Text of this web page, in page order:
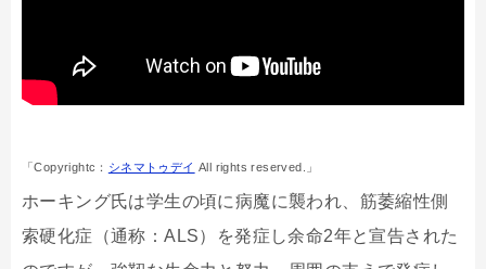
「Copyrightc： シネマトゥデイ All rights reserved.」
ホーキング氏は学生の頃に病魔に襲われ、筋萎縮性側
索硬化症（通称：ALS）を発症し余命2年と宣告された